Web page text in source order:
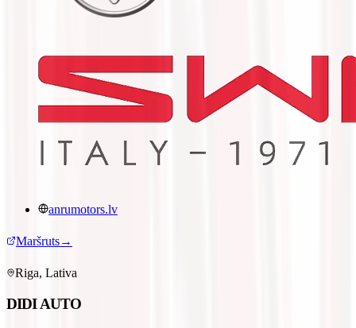
anrumotors.lv
Maršruts→
Riga, Lativa
DIDI AUTO